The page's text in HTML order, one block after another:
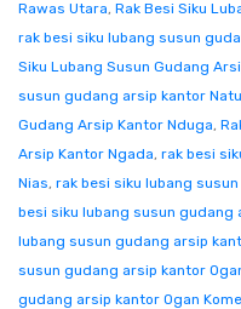
Rawas Utara, Rak Besi Siku
rak besi siku lubang susun
Siku Lubang Susun Gudang
susun gudang arsip kantor
Gudang Arsip Kantor Nduga,
Arsip Kantor Ngada, rak besi
Nias, rak besi siku lubang
besi siku lubang susun gudang
lubang susun gudang arsip
susun gudang arsip kantor
gudang arsip kantor Ogan